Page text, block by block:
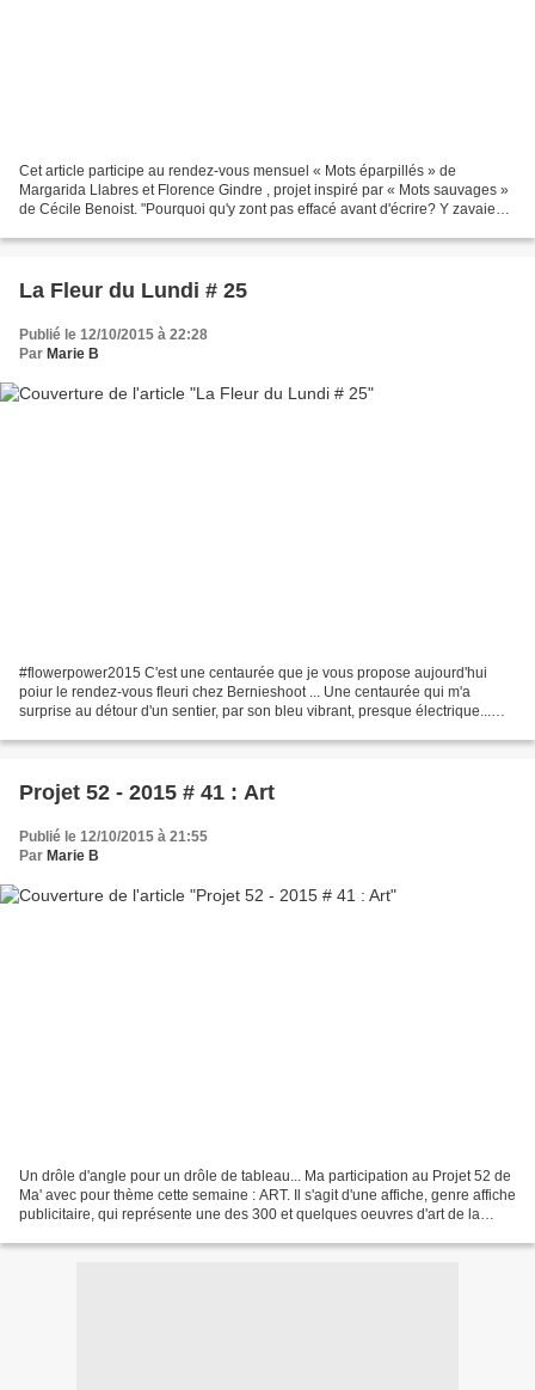
Cet article participe au rendez-vous mensuel « Mots éparpillés » de
Margarida Llabres et Florence Gindre , projet inspiré par « Mots sauvages »
de Cécile Benoist. "Pourquoi qu'y zont pas effacé avant d'écrire? Y zavaient
La Fleur du Lundi # 25
Publié le 12/10/2015 à 22:28
Par Marie B
#flowerpower2015 C'est une centaurée que je vous propose aujourd'hui
poiur le rendez-vous fleuri chez Bernieshoot ... Une centaurée qui m'a
surprise au détour d'un sentier, par son bleu vibrant, presque électrique...
Projet 52 - 2015 # 41 : Art
Publié le 12/10/2015 à 21:55
Par Marie B
Un drôle d'angle pour un drôle de tableau... Ma participation au Projet 52 de
Ma' avec pour thème cette semaine : ART. Il s'agit d'une affiche, genre affiche
publicitaire, qui représente une des 300 et quelques oeuvres d'art de la